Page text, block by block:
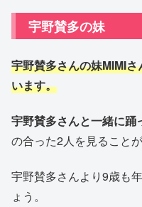
宇野賛多の妹
宇野賛多さんの妹MIMI
います。
宇野賛多さんと一緒に踊
の合った2人を見ることが
宇野賛多さんより9歳も
ょう。